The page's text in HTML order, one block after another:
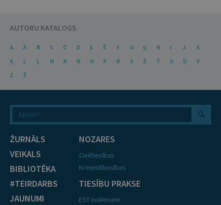
AUTORU KATALOGS
A Ā B C Č D E Ē F G Ģ H I J
K
Ķ
L Ļ M N Ņ O P R S Š T U Ū
V
Z
Ž
ŽURNĀLS
VEIKALS
BIBLIOTĒKA
#TEIRDARBS
JAUNUMI
NOZARES
Civiltiesības
Krimināltiesības
TIESĪBU PRAKSE
EST nolēmumi